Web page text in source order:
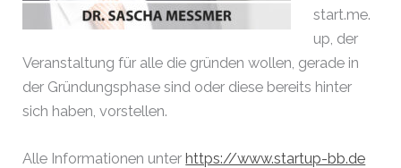
start.me.
up, der
Veranstaltung für alle die gründen wollen, gerade in
der Gründungsphase sind oder diese bereits hinter
sich haben, vorstellen.
Alle Informationen unterhttps://www.startup-bb.de